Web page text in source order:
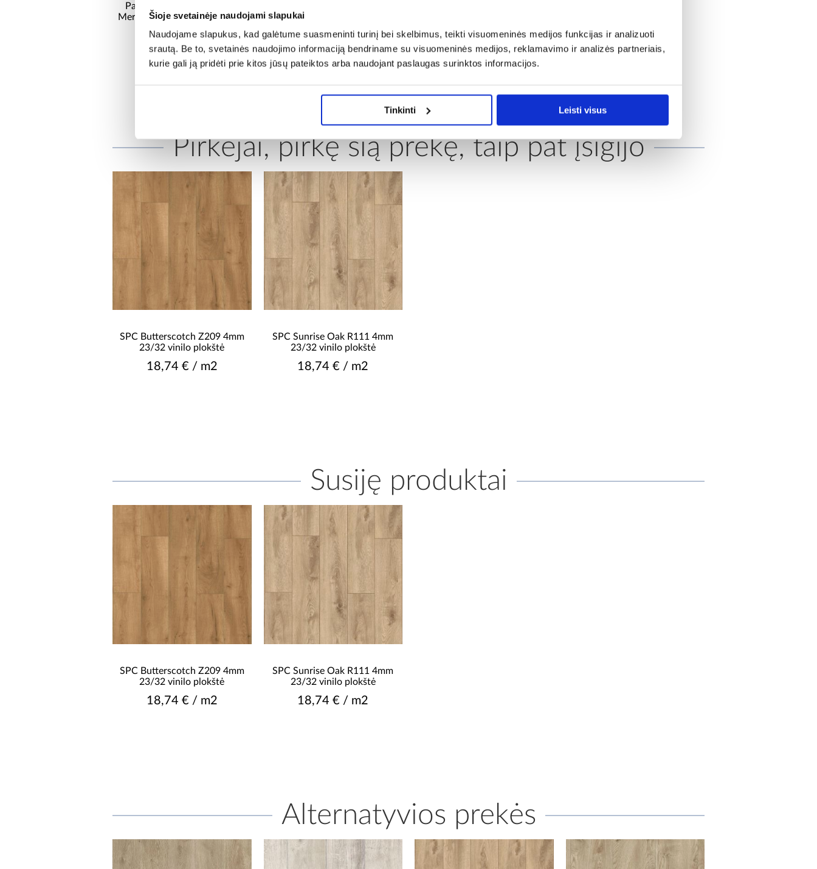
Šioje svetainėje naudojami slapukai
Naudojame slapukus, kad galėtume suasmeninti turinį bei skelbimus, teikti visuomeninės medijos funkcijas ir analizuoti
srautą. Be to, svetainės naudojimo informaciją bendriname su visuomeninės medijos, reklamavimo ir analizės partneriais,
kurie gali ją pridėti prie kitos jūsų pateiktos arba naudojant paslaugas surinktos informacijos.
Tinkinti Leisti visus
Pagrindas vinilo plokštėms
Mercado SPC VINYL MAX 1,2
43,66 €
Pirkėjai, pirkę šią prekę, taip pat įsigijo
SPC Butterscotch Z209 4mm
23/32 vinilo plokštė
18,74 € / m2
SPC Sunrise Oak R111 4mm
23/32 vinilo plokštė
18,74 € / m2
Susiję produktai
SPC Butterscotch Z209 4mm
23/32 vinilo plokštė
18,74 € / m2
SPC Sunrise Oak R111 4mm
23/32 vinilo plokštė
18,74 € / m2
Alternatyvios prekės